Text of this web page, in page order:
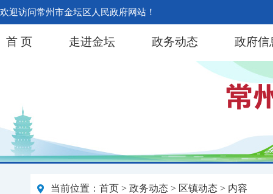
欢迎访问常州市金坛区人民政府网站！
首 页 走进金坛 政务动态 政府信
当前位置： 首页 > 政务动态 > 区镇动态 > 内容